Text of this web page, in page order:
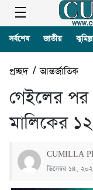
সর্বশেষ জাতীয়
প্রচ্ছদ/আন্তর্জাতিক
গেইলের পর
মালিকের
CUMILLA
ডিসেম্বর ১৪,